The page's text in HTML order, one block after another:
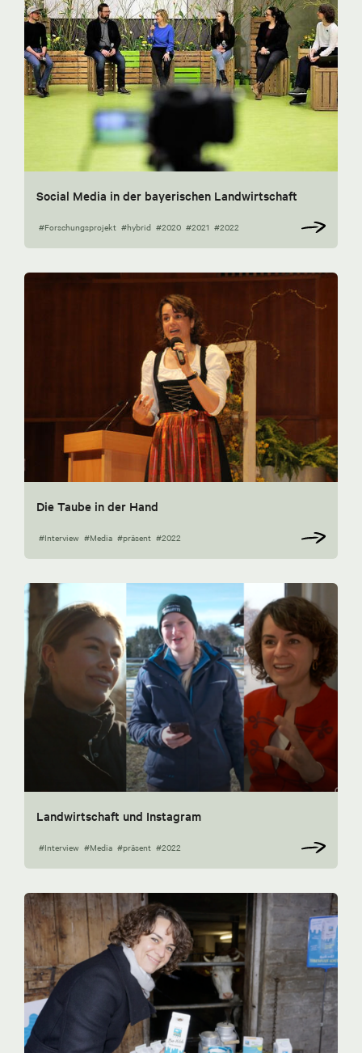
Social Media in der bayerischen Landwirtschaft
#Forschungsprojekt #hybrid #2020 #2021 #2022
Die Taube in der Hand
#Interview #Media #präsent #2022
Landwirtschaft und Instagram
#Interview #Media #präsent #2022